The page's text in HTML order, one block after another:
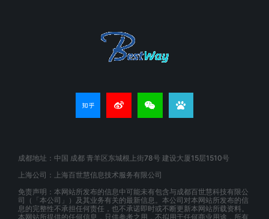
成都地址：中国 成都 青羊区东城根上街78号 建设大厦15层1510号
上海公司：上海百世慧信息技术服务有限公司
免责声明：本网站所发布的信息中可能未有包含与成都百世慧科技有限公
司（「本公司」）及其业务有关的最新信息。本公司对本网站所发布的信
息的完整性不承担任何责任，也不承诺即时或不断更新本网站所载资料。
本网站所提供的任何信息，只供参考之用，不拟用于任何商业用途，所有